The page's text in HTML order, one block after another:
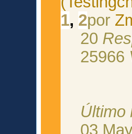
1, 2por
20
25966
Último
03